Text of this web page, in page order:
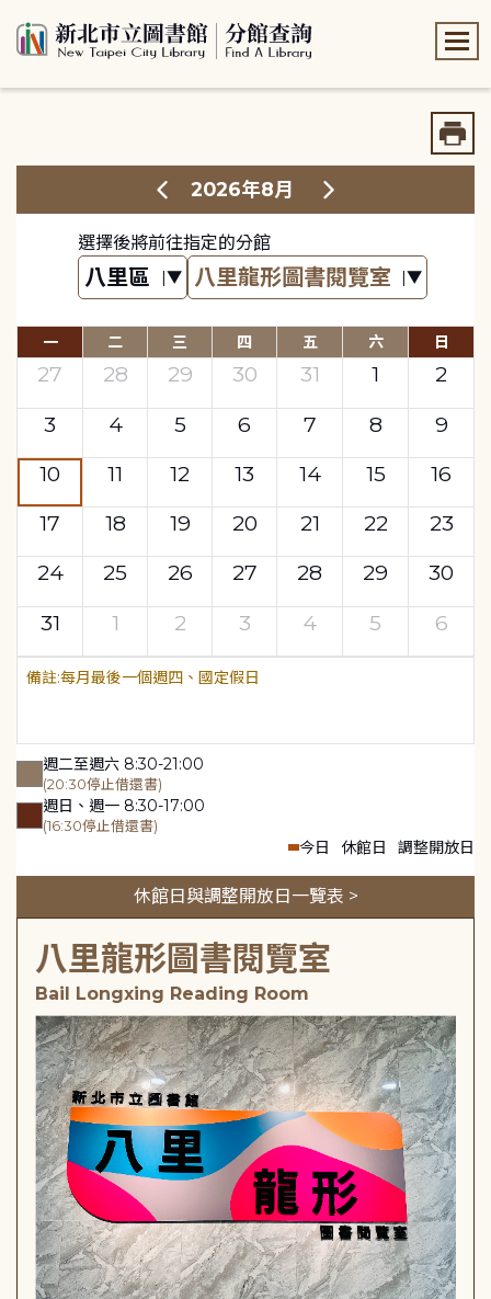
2026年8月
選擇後將前往指定的分館
一 二 三 四 五 六 日
27 28 29 30 31 1
2
3
4 5 6 7 8
9
10
11 12 13 14 15
16
17
18 19 20 21 22
23
24
25 26 27 28 29
30
31
1 2 3 4 5 6
每月最後一個週四、國定假日
週二至週六 8:30-21:00
(20:30停止借還書)
週日、週一 8:30-17:00
(16:30停止借還書)
今日 休館日 調整開放日
休館日與調整開放日一覽表 >
八里龍形圖書閱覽室
Bail Longxing Reading Room